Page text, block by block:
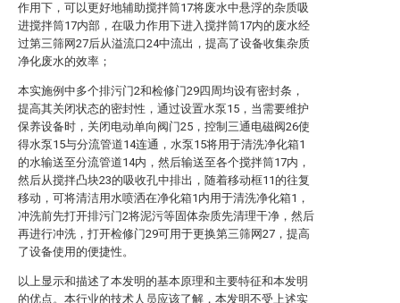
作用下，可以更好地辅助搅拌筒17将废水中悬浮的杂质吸
进搅拌筒17内部，在吸力作用下进入搅拌筒17内的废水经
过第三筛网27后从溢流口24中流出，提高了设备收集杂质
净化废水的效率；
本实施例中多个排污门2和检修门29四周均设有密封条，
提高其关闭状态的密封性，通过设置水泵15，当需要维护
保养设备时，关闭电动单向阀门25，控制三通电磁阀26使
得水泵15与分流管道14连通，水泵15将用于清洗净化箱1
的水输送至分流管道14内，然后输送至各个搅拌筒17内，
然后从搅拌凸块23的吸收孔中排出，随着移动框11的往复
移动，可将清洁用水喷洒在净化箱1内用于清洗净化箱1，
冲洗前先打开排污门2将泥污等固体杂质先清理干净，然后
再进行冲洗，打开检修门29可用于更换第三筛网27，提高
了设备使用的便捷性。
以上显示和描述了本发明的基本原理和主要特征和本发明
的优点。本行业的技术人员应该了解，本发明不受上述实